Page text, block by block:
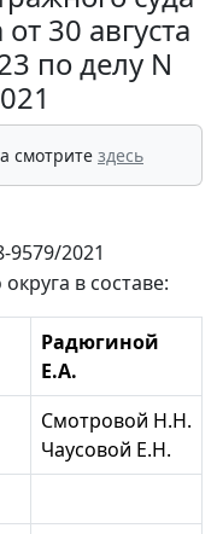
30 августа
по делу N
смотрите здесь
9579/2021
в составе:
Радюгиной
Е.А.
Смотровой Н.Н.
Чаусовой Е.Н.